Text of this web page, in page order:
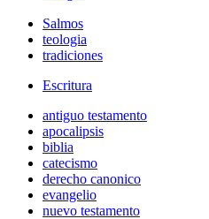
Salmos
teologia
tradiciones
Escritura
antiguo testamento
apocalipsis
biblia
catecismo
derecho canonico
evangelio
nuevo testamento